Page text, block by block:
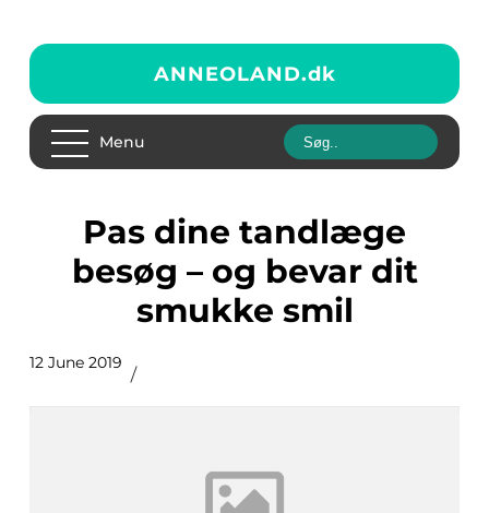
ANNEOLAND.dk
Menu
Pas dine tandlæge
besøg – og bevar dit
smukke smil
12 June 2019